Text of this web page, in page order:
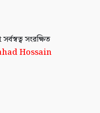
সর্বস্বত্ব সংরক্ষিত
Hossain